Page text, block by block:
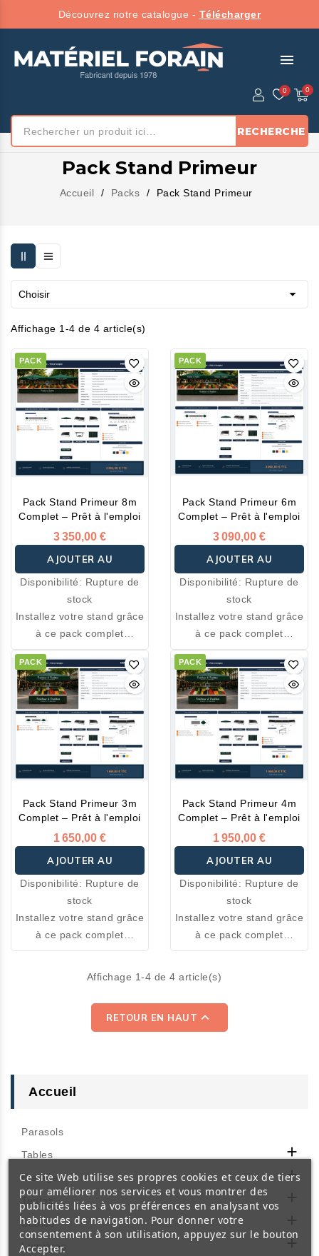
Découvrez notre catalogue - Télécharger
menu
RECHERCHE
Pack Stand Primeur
Accueil Packs Pack Stand Primeur
Choisir 
Affichage 1-4 de 4 article(s)
PACK
Pack Stand Primeur 8m
Complet – Prêt à l'emploi
3 350,00 €
AJOUTER AU
PANIER
Disponibilité: Rupture de
stock
Installez votre stand grâce
à ce pack complet
spécialement conçu pour
les marchés, foires,
salons et événements.
Tous les équipements
essentiels sont inclus pour
démarrer votre activité
immédiatement.
PACK
Pack Stand Primeur 6m
Complet – Prêt à l'emploi
3 090,00 €
AJOUTER AU
PANIER
Disponibilité: Rupture de
stock
Installez votre stand grâce
à ce pack complet
spécialement conçu pour
les marchés, foires,
salons et événements.
Tous les équipements
essentiels sont inclus pour
démarrer votre activité
immédiatement.
PACK
Pack Stand Primeur 3m
Complet – Prêt à l'emploi
1 650,00 €
AJOUTER AU
PANIER
Disponibilité: Rupture de
stock
Installez votre stand grâce
à ce pack complet
spécialement conçu pour
salons et événements.
Tous les équipements
essentiels sont inclus pour
PACK
Pack Stand Primeur 4m
Complet – Prêt à l'emploi
1 950,00 €
AJOUTER AU
PANIER
Disponibilité: Rupture de
stock
Installez votre stand grâce
à ce pack complet
spécialement conçu pour
salons et événements.
Tous les équipements
essentiels sont inclus pour
Affichage 1-4 de 4 article(s)
RETOUR EN HAUT 
Accueil
Parasols
Tables

Etalages 
Tentes 
Stands 
Lumières 
Ce site Web utilise ses propres cookies et ceux de tiers
pour améliorer nos services et vous montrer des
publicités liées à vos préférences en analysant vos
habitudes de navigation. Pour donner votre
consentement à son utilisation, appuyez sur le bouton
Accepter.